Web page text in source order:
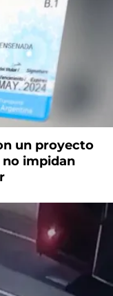
un proyecto
no impidan